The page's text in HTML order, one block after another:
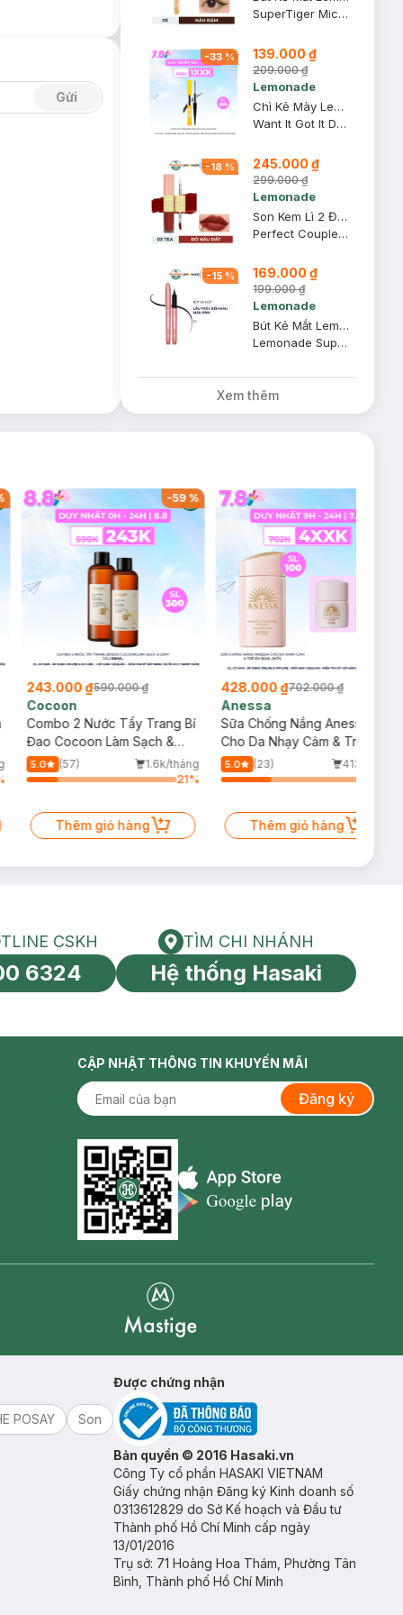
Gửi
SuperTiger Micro Eyeliner
-33% 139.000 ₫
209.000 ₫
Lemonade
Chì Kẻ Mày Lemonade 2 Đầu Màu Nâu Xám 2g+2ml
Want It Got It Dual Eyebrow #Gray Brown
-18 % 245.000 ₫
299.000 ₫
Lemonade
Son Kem Lì 2 Đầu Lemonade 03 Tea Đỏ Nâu Đất Bản Mới 7.5g
Perfect Couple Lip - Version 2 #03 Tea
-15 % 169.000 ₫
199.000 ₫
Lemonade
Bút Kẻ Mắt Lemonade SuperNatural Eyeliner Màu Đen 1g
Lemonade Supernatural Eyeliner - Black
Xem thêm
-59%
243.000 ₫590.000 ₫
Cocoon
Combo 2 Nước Tẩy Trang Bí
Đao Cocoon Làm Sạch &
Giảm Dầu 500ml
5.0 (57)
1.6k/tháng
21%
Thêm giỏ hàng
428.000 ₫702.000 ₫
Anessa
Sữa Chống Nắng Anessa
Cho Da Nhạy Cảm & Trẻ Em
60ml (Mới)
5.0 (23)
413/tháng
Thêm giỏ hàng
toàn cầu
HOTLINE CSKH
CSKH
6324
Tìm chi nhánh
TÌM CHI NHÁNH
Hệ thống Hasaki
CẬP NHẬT THÔNG TIN KHUYẾN MÃI
Đăng ký
Appstore icon
POSAY
Son
Được chứng nhận
Bản quyền © 2016 Hasaki.vn
Công Ty cổ phần HASAKI VIETNAM
Giấy chứng nhận Đăng ký Kinh doanh số
0313612829 do Sở Kế hoạch và Đầu tư
Thành phố Hồ Chí Minh cấp ngày
13/01/2016
Trụ sở: 71 Hoàng Hoa Thám, Phường Tân
Bình, Thành phố Hồ Chí Minh